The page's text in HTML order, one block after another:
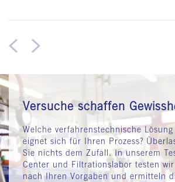
Versuche schaffen
Welche verfahrenstechnische Lösung
eignet sich für Ihren Prozess?
Sie nichts dem Zufall. In unserem
Center und Filtrationslabor testen wir
nach Ihren Vorgaben und ermitteln